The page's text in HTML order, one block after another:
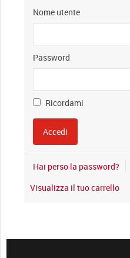
Nome utente
Password
Ricordami
Hai perso la password?
Visualizza il tuo carrello